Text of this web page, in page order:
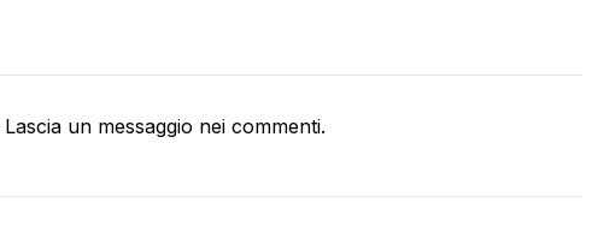
Lascia un messaggio nei commenti.